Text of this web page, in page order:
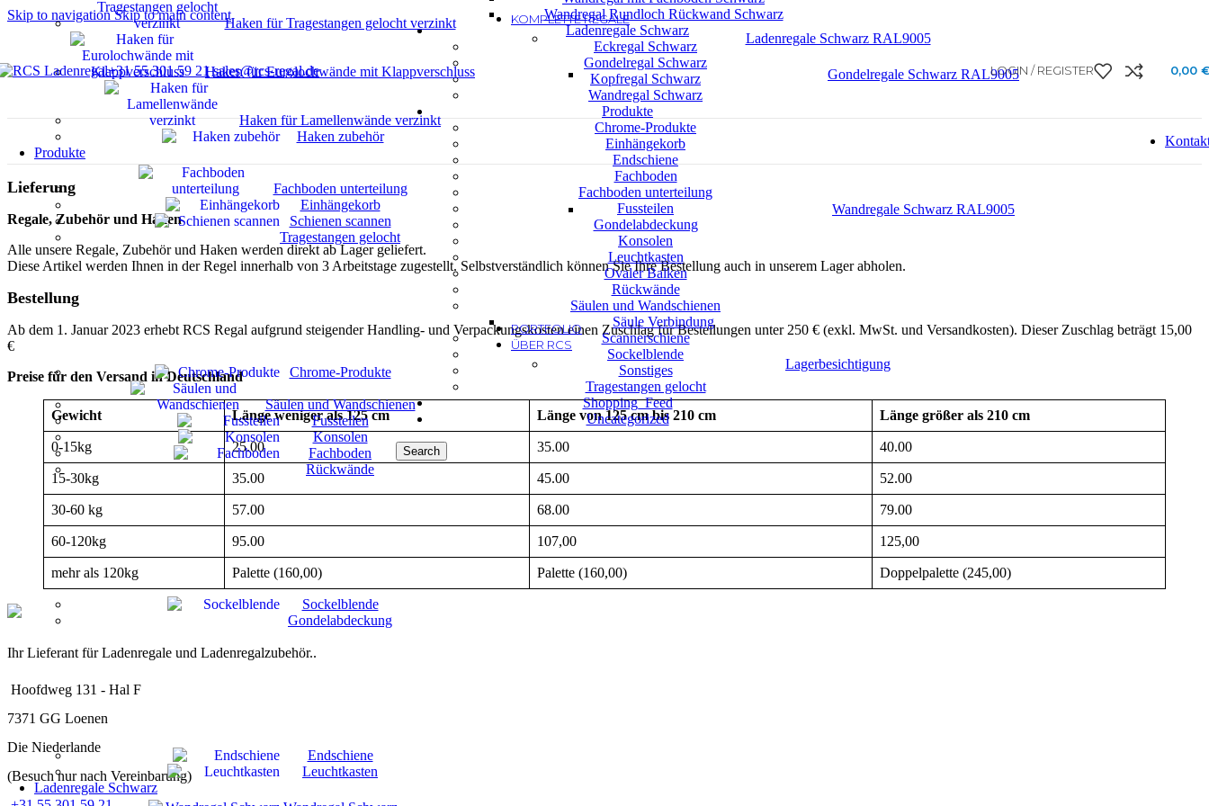
Skip to navigationSkip to main content
+31 55 301 59 21 sales@rcs-regal.de
Wandregal Rundloch Rückwand Schwarz
Ladenregale Schwarz
Eckregal Schwarz
Gondelregal Schwarz
Kopfregal Schwarz
Wandregal Schwarz
Produkte
Chrome-Produkte
Einhängekorb
Endschiene
Fachboden
Fachboden unterteilung
Fussteilen
Gondelabdeckung
Konsolen
Leuchtkasten
Ovaler Balken
Rückwände
Säulen und Wandschienen
Säule Verbindung
Scannerschiene
Sockelblende
Sonstiges
Tragestangen gelocht
Shopping_Feed
Uncategorized
Search
LOGIN / REGISTER 0,00
Haken für Tragestangen gelocht verzinkt
Haken für Eurolochwände mit Klappverschluss
Haken für Lamellenwände verzinkt
Haken zubehör
Produkte
Fachboden unterteilung
Einhängekorb
Schienen scannen
Tragestangen gelocht
Chrome-Produkte
Säulen und Wandschienen
Fussteilen
Konsolen
Fachboden
Rückwände
Sockelblende
Gondelabdeckung
Endschiene
Leuchtkasten
Ladenregale Schwarz
KOMPLETTE REGALE
Ladenregale Schwarz RAL9005
Gondelregale Schwarz RAL9005
Wandregale Schwarz RAL9005
PORTFOLIO
ÜBER RCS
Lagerbesichtigung
Lieferung
Regale, Zubehör und Haken
Alle unsere Regale, Zubehör und Haken werden direkt ab Lager geliefert.
Diese Artikel werden Ihnen in der Regel innerhalb von 3 Arbeitstage zugestellt. Selbstverständlich können Sie Ihre Bestellung auch in unserem Lager abholen.
Bestellung
Ab dem 1. Januar 2023 erhebt RCS Regal aufgrund steigender Handling- und Verpackungskosten einen Zuschlag für Bestellungen unter 250 € (exkl. MwSt. und Versandkosten). Dieser Zuschlag beträgt 15,00
€
Preise für den Versand in Deutschland
Gewicht Länge weniger als 125 cm Länge von 125 cm bis 210 cm Länge größer als 210 cm
0-15kg 25.00 35.00 40.00
15-30kg 35.00 45.00 52.00
30-60 kg 57.00 68.00 79.00
60-120kg 95.00 107,00 125,00
mehr als 120kg Palette (160,00) Palette (160,00) Doppelpalette (245,00)
Ihr Lieferant für Ladenregale und Ladenregalzubehör..
Hoofdweg 131 - Hal F
7371 GG Loenen
Die Niederlande
(Besuch nur nach Vereinbarung)